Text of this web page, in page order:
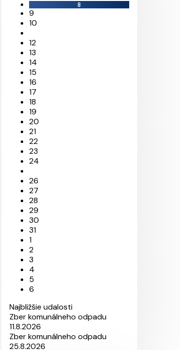
8
9
10
12
13
14
15
16
17
18
19
20
21
22
23
24
26
27
28
29
30
31
1
2
3
4
5
6
Najbližšie udalosti
Zber komunálneho odpadu
11.8.2026
Zber komunálneho odpadu
25.8.2026